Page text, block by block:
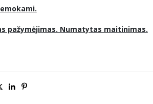
pažymėjimas. Numatytas maitinimas.